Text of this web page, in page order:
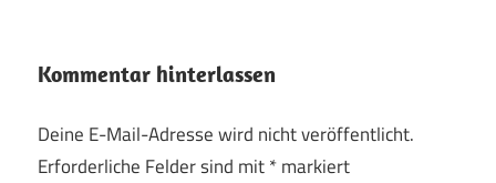
Kommentar hinterlassen
Deine E-Mail-Adresse wird nicht veröffentlicht.
Erforderliche Felder sind mit*markiert